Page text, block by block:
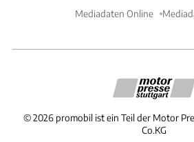
Mediadaten Online
©2026 promobil ist ein Teil der Motor
Co.KG